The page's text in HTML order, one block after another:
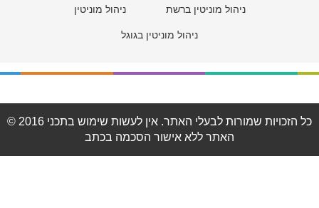
ניהול מוניטין ברשת ניהול מוניטין
ניהול מוניטין בגוגל
© 2016 כל הזכויות שמורות לבעלי האתר. אין לעשות שימוש בתכני
האתר ללא אישור הסכמה בכתב